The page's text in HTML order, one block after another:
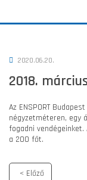
2020.06.20.
2018.
Az ENSPORT
négyzetméteren, egy
fogadni vendégeinket.
a 200 főt.